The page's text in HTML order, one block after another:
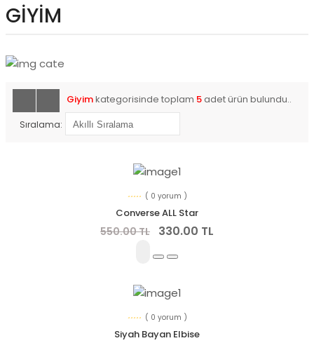
GIYIM
Giyimkategorisinde toplam 5adet ürün bulundu..
Sıralama:
( 0 yorum )
Converse ALL Star
550.00 TL 330.00 TL
( 0 yorum )
Siyah Bayan Elbise